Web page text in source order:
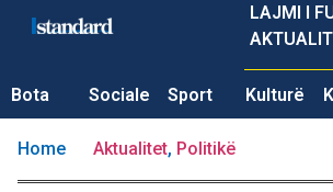
LAJMI I
Bota Sociale Sport Kulturë
Home Aktualitet, Politikë